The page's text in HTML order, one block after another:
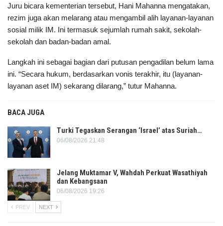
Juru bicara kementerian tersebut, Hani Mahanna mengatakan,
rezim juga akan melarang atau mengambil alih layanan-layanan
sosial milik IM. Ini termasuk sejumlah rumah sakit, sekolah-
sekolah dan badan-badan amal.
Langkah ini sebagai bagian dari putusan pengadilan belum lama
ini. “Secara hukum, berdasarkan vonis terakhir, itu (layanan-
layanan aset IM) sekarang dilarang,” tutur Mahanna.
BACA JUGA
Turki Tegaskan Serangan ‘Israel’ atas Suriah…
06/08/2026 21:48
Jelang Muktamar V, Wahdah Perkuat Wasathiyah
dan Kebangsaan
06/08/2026 19:26
PREV NEXT